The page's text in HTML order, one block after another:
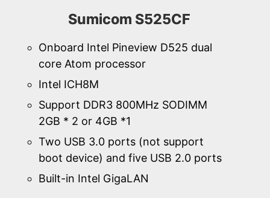
Sumicom S525CF
Onboard Intel Pineview D525 dual
core Atom processor
Intel ICH8M
Support DDR3 800MHz SODIMM
2GB * 2 or 4GB *1
Two USB 3.0 ports (not support
boot device) and five USB 2.0 ports
Built-in Intel GigaLAN